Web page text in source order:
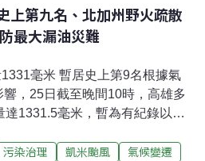
上第九名、北加州野火疏散
最大漏油災難
毫米 暫居史上第9名根據氣
，25日截至晚間10時，高雄多
1331.5毫米，暫為有紀錄以來
社報導）颱風凱米農損攀升至
污染治理 凱米颱風
氣候變遷